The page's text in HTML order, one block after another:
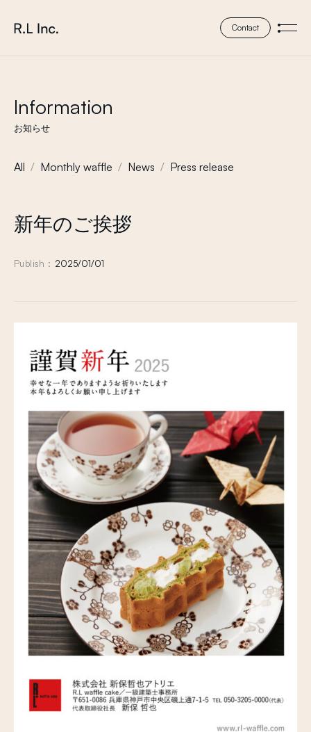
株式会社 エール・エル
Contact
お知らせ
Information
新年のご挨拶
Publish : 2025/01/01
All Monthly waffle News Press release